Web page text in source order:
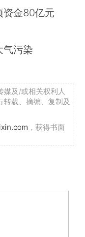
资金80亿元
气污染
媒及/或相关权利人
转载、摘编、复制及
，获得书面